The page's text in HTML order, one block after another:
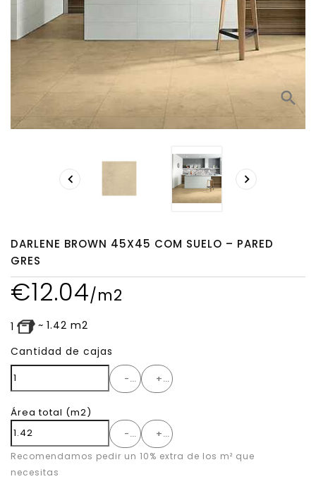
search
 
DARLENE BROWN 45X45 COM SUELO – PARED
GRES
€12.04/m2
1 ~ 1.42 m2
Cantidad de cajas
- +
Área total (m2)
-
+
Recomendamos pedir un 10% extra de los m² que
necesitas